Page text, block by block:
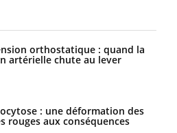
orthostatique : quand la
artérielle chute au lever
: une déformation des
rouges aux conséquences